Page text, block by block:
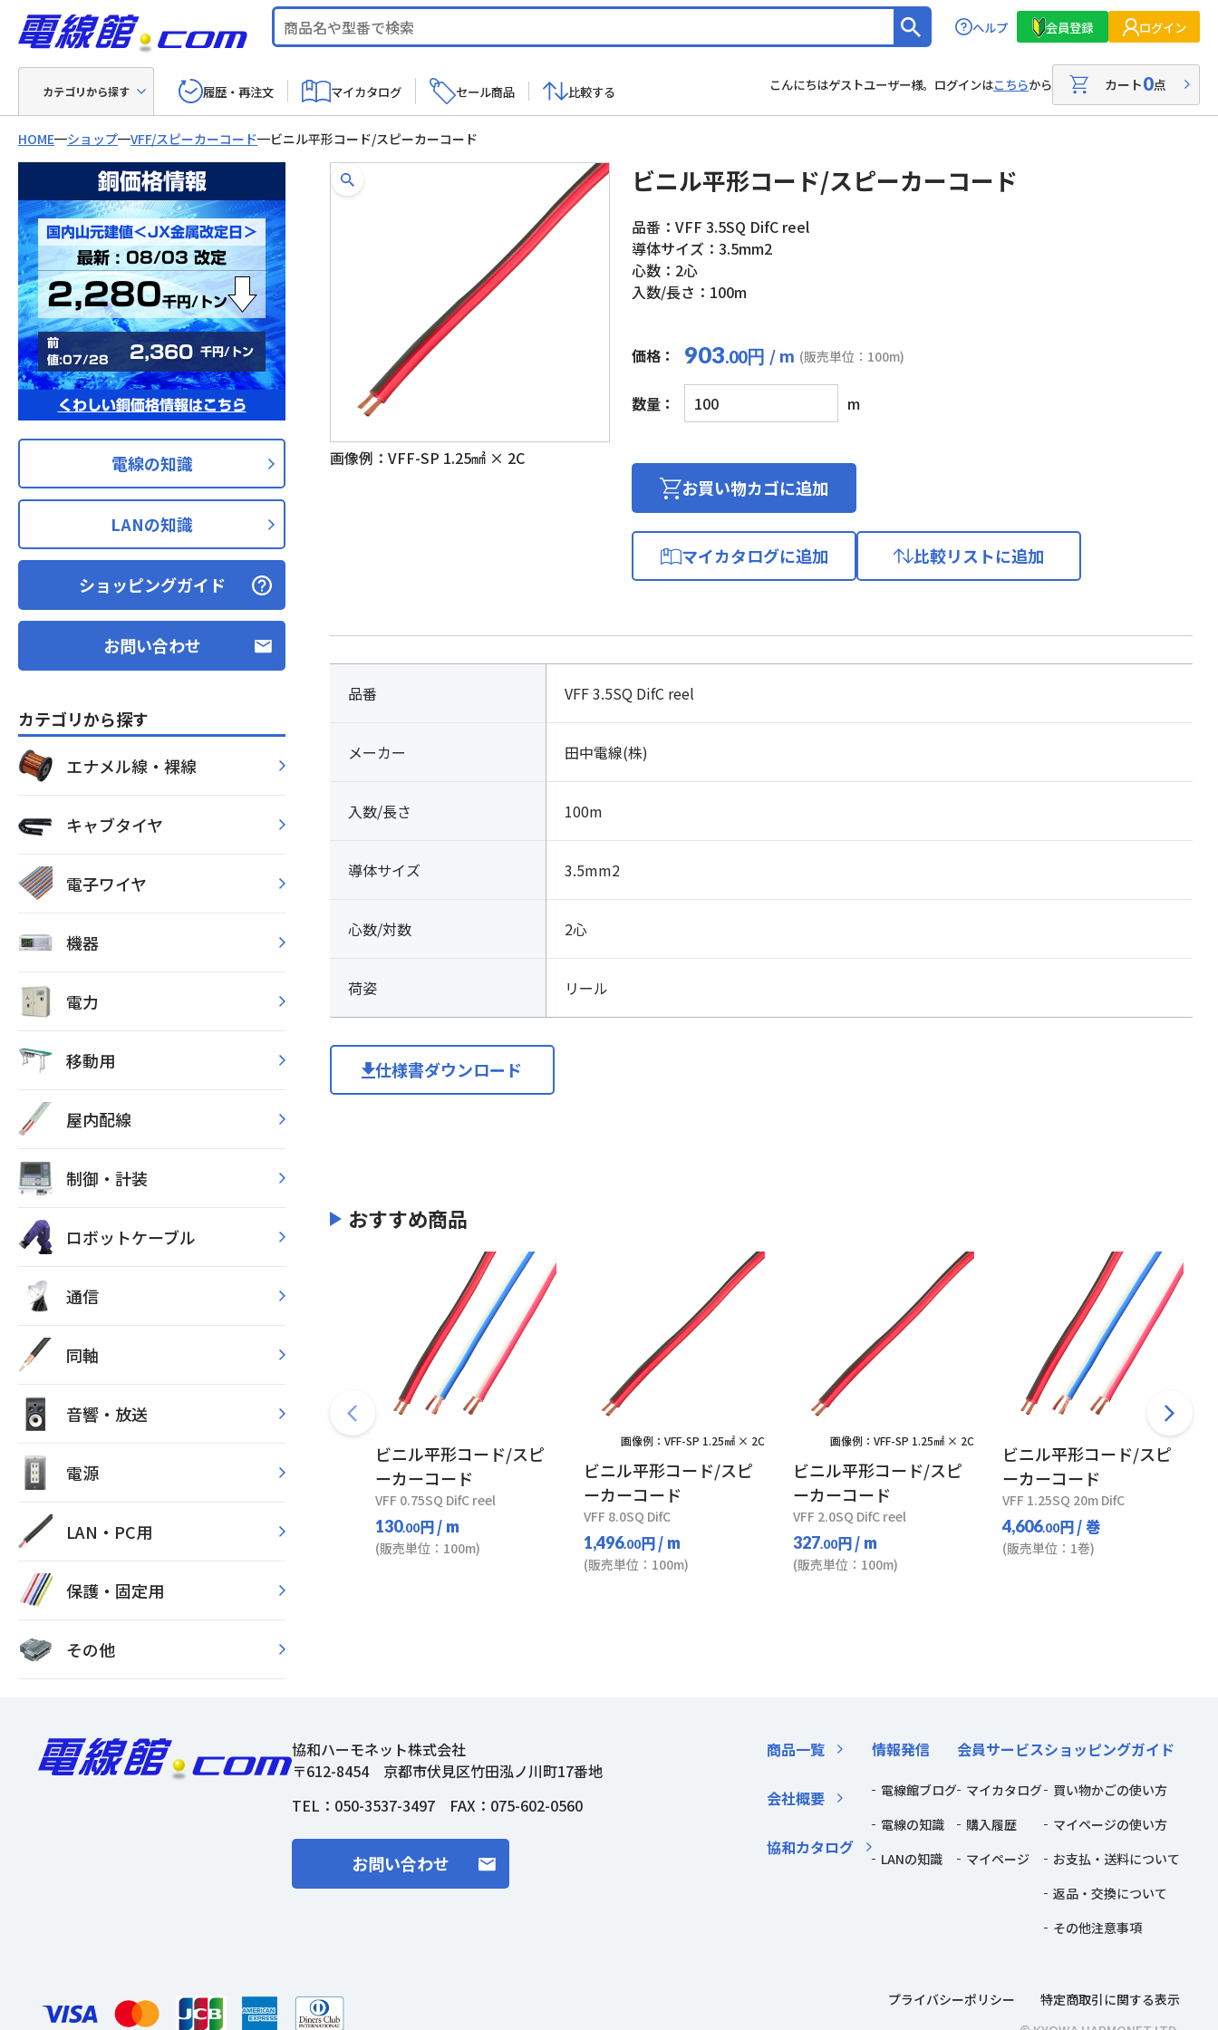
ヘルプ 会員登録 ログイン
カテゴリから探す 履歴・再注文 マイカタログ セール商品 比較する こんにちはゲストユーザー様。ログインはこちらから カート0点
HOME ショップ VFF/スピーカーコード ビニル平形コード/スピーカーコード
銅価格情報
国内山元建値＜JX金属改定日＞
最新 : 08/03 改定
2,280千円/トン
前
値:07/28
2,360 千円/トン
くわしい銅価格情報はこちら
電線の知識
LANの知識
ショッピングガイド
お問い合わせ
カテゴリから探す
エナメル線・裸線
キャブタイヤ
電子ワイヤ
機器
電力
移動用
屋内配線
制御・計装
ロボットケーブル
通信
同軸
音響・放送
電源
LAN・PC用
保護・固定用
その他
画像例：VFF-SP 1.25㎟ × 2C
ビニル平形コード/スピーカーコード
品番：VFF 3.5SQ DifC reel
導体サイズ：3.5mm2
心数：2心
入数/長さ：100m
価格： 903.00円 / m (販売単位：100m)
数量：
ビ
ニ
平
カ
ー
ド
個
m
お買い物カゴに追加
マイカタログに追加 比較リストに追加
品番 VFF 3.5SQ DifC reel
メーカー 田中電線(株)
入数/長さ 100m
導体サイズ 3.5mm2
心数/対数 2心
荷姿 リール
仕様書ダウンロード
おすすめ商品
ビニル平形コード/スピ
ーカーコード
VFF 0.75SQ DifC reel
130.00円/ m
(販売単位：100m)
画像例：VFF-SP 1.25㎟ × 2C
ビニル平形コード/スピ
ーカーコード
VFF 8.0SQ DifC
1,496.00円/ m
(販売単位：100m)
画像例：VFF-SP 1.25㎟ × 2C
ビニル平形コード/スピ
ーカーコード
VFF 2.0SQ DifC reel
327.00円/ m
(販売単位：100m)
ビニル平形コード/スピ
ーカーコード
VFF 1.25SQ 20m DifC
4,606.00円/ 巻
(販売単位：1巻)
協和ハーモネット株式会社
〒612-8454 京都市伏見区竹田泓ノ川町17番地
TEL： 050-3537-3497 FAX：075-602-0560
お問い合わせ
商品一覧
会社概要
協和カタログ
情報発信
電線館ブログ
電線の知識
LANの知識
会員サービス
マイカタログ
購入履歴
マイページ
ショッピングガイド
買い物かごの使い方
マイページの使い方
お支払・送料について
返品・交換について
その他注意事項
プライバシーポリシー
特定商取引に関する表示